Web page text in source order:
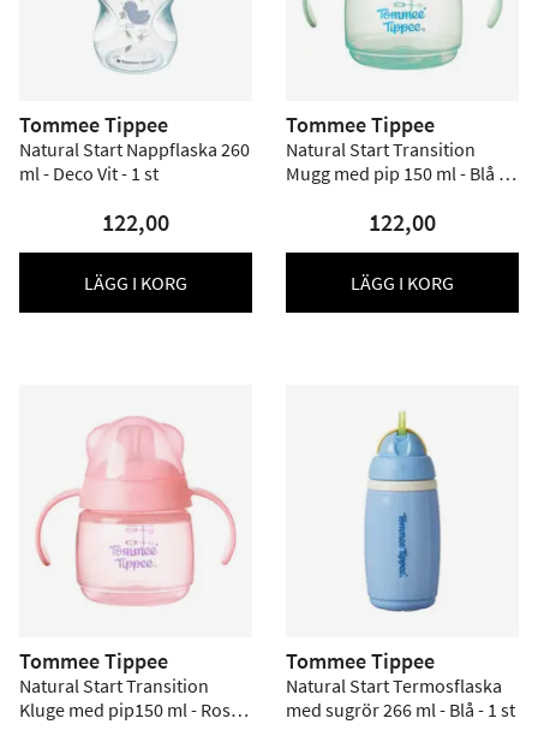
Tommee Tippee
Natural Start Nappflaska 260
ml - Deco Vit - 1 st
122,00
LÄGG I KORG
Tommee Tippee
Natural Start Transition
Mugg med pip 150 ml - Blå - 1
122,00
LÄGG I KORG
Tommee Tippee
Natural Start Transition
Kluge med pip150 ml - Rosa -
Tommee Tippee
Natural Start Termosflaska
med sugrör 266 ml - Blå - 1 st